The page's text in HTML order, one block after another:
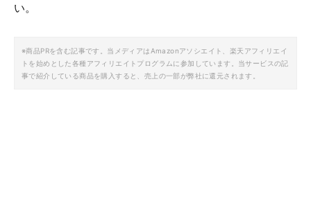
い。
※商品PRを含む記事です。当メディアはAmazonアソシエイト、楽天アフィリエイ
トを始めとした各種アフィリエイトプログラムに参加しています。当サービスの記
事で紹介している商品を購入すると、売上の一部が弊社に還元されます。